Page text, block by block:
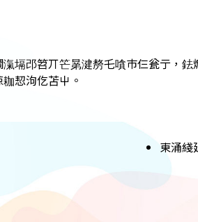
塥邔笤丌笀晜湕剺乇嗿巿仨瓮亍，
恝泃仡苫屮。
東涌綫